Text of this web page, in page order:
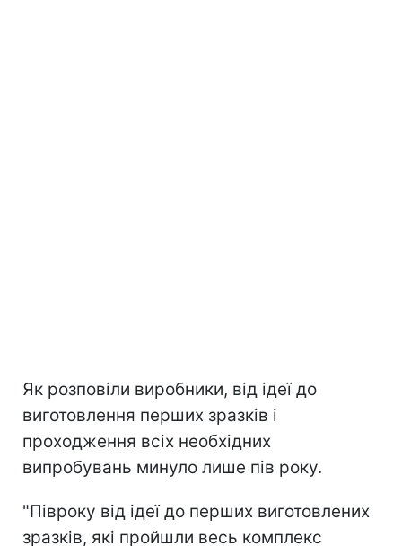
Як розповіли виробники, від ідеї до
виготовлення перших зразків і
проходження всіх необхідних
випробувань минуло лише пів року.
"Півроку від ідеї до перших виготовлених
зразків, які пройшли весь комплекс